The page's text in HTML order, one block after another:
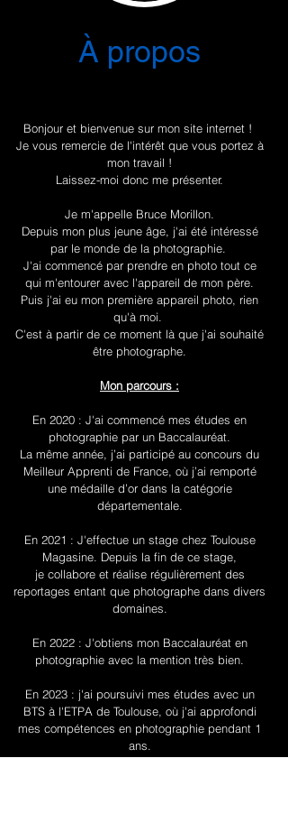
À propos
Bonjour et bienvenue sur mon site internet !
Je vous remercie de l'intérêt que vous portez à
mon travail !
Laissez-moi donc me présenter.
Je m'appelle Bruce Morillon.
Depuis mon plus jeune âge, j'ai été intéressé
par le monde de la photographie.
J'ai commencé par prendre en photo tout ce
qui m'entourer avec l'appareil de mon père.
Puis j'ai eu mon première appareil photo, rien
qu'à moi.
C'est à partir de ce moment là que j'ai souhaité
être photographe.
Mon parcours :
En 2020 : J'ai commencé mes études en
photographie par un Baccalauréat.
La même année, j’ai participé au concours du
Meilleur Apprenti de France, où j’ai remporté
une médaille d’or dans la catégorie
départementale.
En 2021 : J'effectue un stage chez Toulouse
Magasine. Depuis la fin de ce stage,
je collabore et réalise régulièrement des
reportages entant que photographe dans divers
domaines.
En 2022 : J'obtiens mon Baccalauréat en
photographie avec la mention très bien.
En 2023 : j'ai poursuivi mes études avec un
BTS à l'ETPA de Toulouse, où j'ai approfondi
mes compétences en photographie pendant 1
ans.